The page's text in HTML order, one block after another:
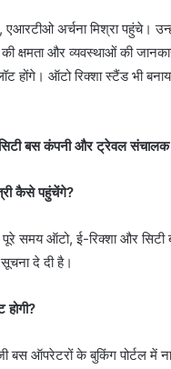
अर्चना मिश्रा पहुंचे।
की क्षमता और व्यवस्थाओं की
होंगे। ऑटो रिक्शा स्टैंड भी
बस कंपनी और ट्रेवल संचालक
कैसे पहुंचेंगे?
समय ऑटो, ई-रिक्शा और
दे दी है।
बस ऑपरेटरों के बुकिंग पोर्टल